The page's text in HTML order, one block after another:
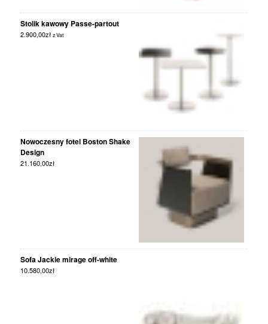
Stolik kawowy Passe-partout
2.900,00zł z Vat
Nowoczesny fotel Boston Shake
Design
21.160,00zł
Sofa Jackie mirage off-white
10.580,00zł